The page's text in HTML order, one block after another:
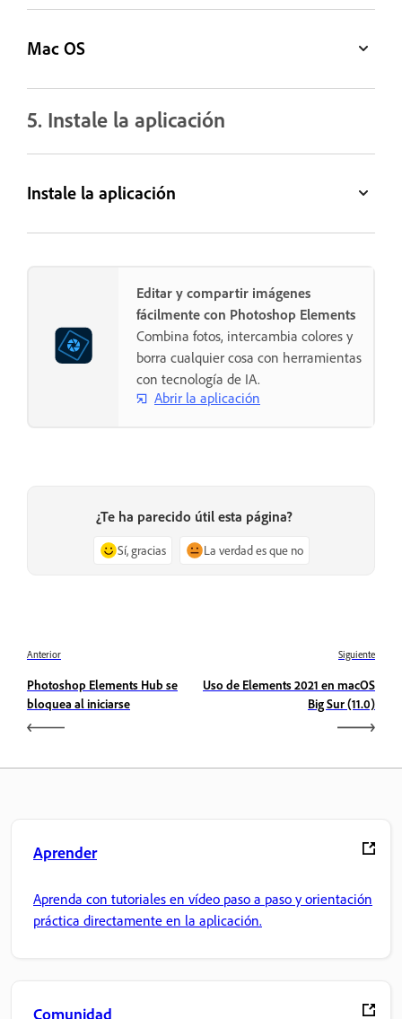
Mac OS
5. Instale la aplicación
Instale la aplicación
Editar y compartir imágenes
fácilmente con Photoshop Elements
Combina fotos, intercambia colores y
borra cualquier cosa con herramientas
con tecnología de IA.
Abrir la aplicación
¿Te ha parecido útil esta página?
Sí, gracias La verdad es que no
Anterior
Photoshop Elements Hub se
bloquea al iniciarse
Siguiente
Uso de Elements 2021 en macOS
Big Sur (11.0)
Aprender
Aprenda con tutoriales en vídeo paso a paso y orientación
práctica directamente en la aplicación.
Comunidad